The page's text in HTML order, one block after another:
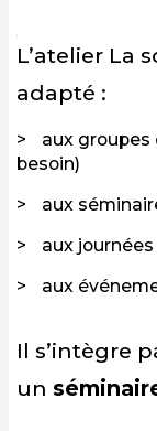
L’atelier La
adapté :
aux groupes
besoin)
aux
aux journées
aux
Il s’intègre
un